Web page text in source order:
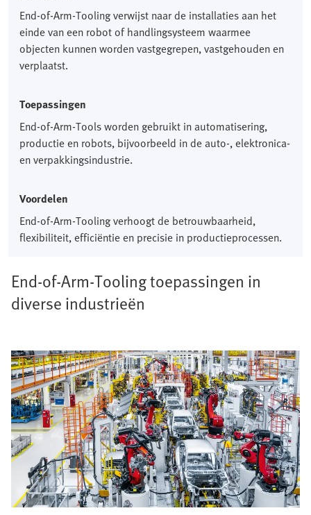
End-of-Arm-Tooling verwijst naar de installaties aan het
einde van een robot of handlingsysteem waarmee
objecten kunnen worden vastgegrepen, vastgehouden en
verplaatst.​
Toepassingen
End-of-Arm-Tools worden gebruikt in automatisering,
productie en robots, bijvoorbeeld in de auto-, elektronica-
en verpakkingsindustrie.​
Voordelen
End-of-Arm-Tooling verhoogt de betrouwbaarheid,
flexibiliteit, efficiëntie en precisie in productieprocessen.​
End-of-Arm-Tooling toepassingen in
diverse industrieën